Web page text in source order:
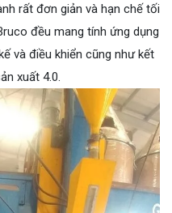
rất đơn giản và hạn chế tối
đều mang tính ứng dụng
và điều khiển cũng như kết
xuất 4.0.